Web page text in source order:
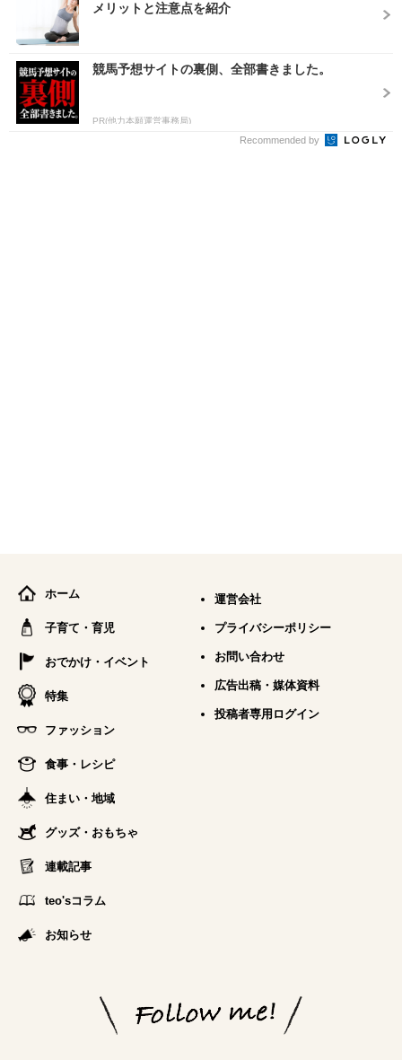
メリットと注意点を紹介
競馬予想サイトの裏側、全部書きました。
PR(他力本願運営事務局)
Recommended by
ホーム
子育て・育児
おでかけ・イベント
特集
ファッション
食事・レシピ
住まい・地域
グッズ・おもちゃ
連載記事
teo'sコラム
お知らせ
運営会社
プライバシーポリシー
お問い合わせ
広告出稿・媒体資料
投稿者専用ログイン